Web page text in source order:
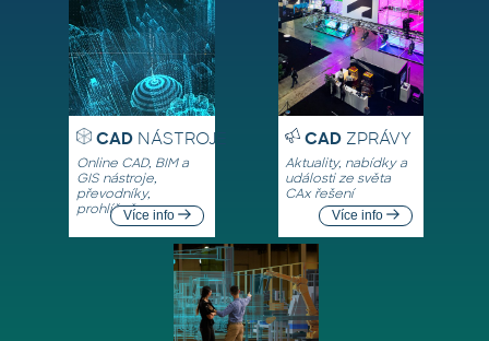
CADNÁSTROJE
Online CAD, BIM a
GIS nástroje,
převodníky,
prohlížečeVíce info
CADZPRÁVY
Aktuality, nabídky a
události ze světa
CAx řešení
Více info